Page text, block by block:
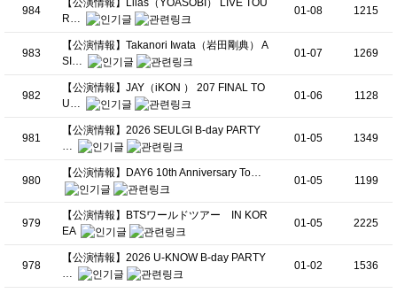
984
【公演情報】Lilas（YOASOBI） LIVE TOU
R…
01-08 1215
983
【公演情報】Takanori Iwata（岩田剛典） A
SI…
01-07 1269
982
【公演情報】JAY（iKON ） 207 FINAL TO
U…
01-06 1128
981
【公演情報】2026 SEULGI B-day PARTY
…
01-05 1349
980
【公演情報】DAY6 10th Anniversary To…
01-05 1199
979
【公演情報】BTSワールドツアー IN KOR
EA
01-05 2225
978
【公演情報】2026 U-KNOW B-day PARTY
…
01-02 1536